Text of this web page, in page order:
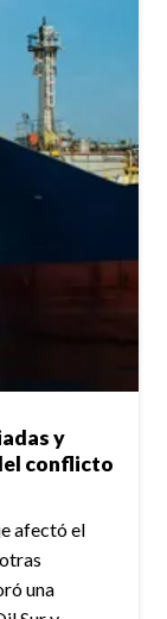
y
conflicto
afectó el
una